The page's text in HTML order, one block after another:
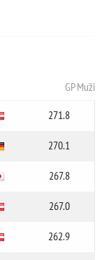
GP Muži
271.8
270.1
267.8
267.0
262.9